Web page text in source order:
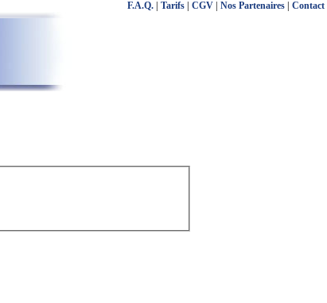
F.A.Q. Tarifs CGV Nos Partenaires Contact